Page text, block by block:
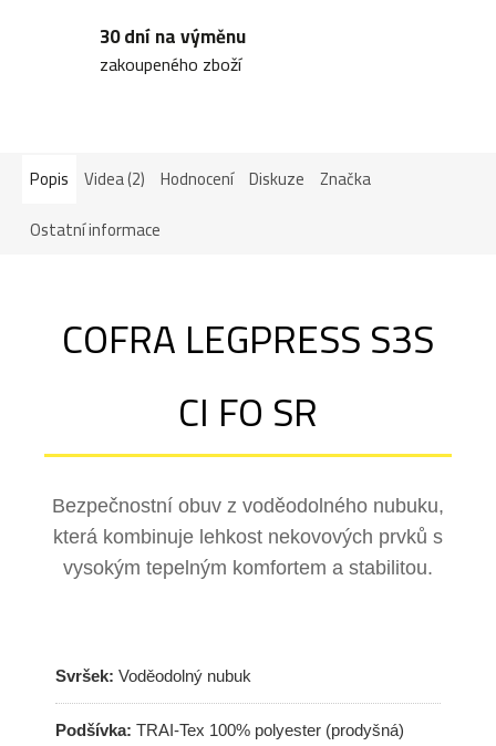
30 dní na výměnu
zakoupeného zboží
Popis Videa (2) Hodnocení Diskuze Značka
Ostatní informace
COFRA LEGPRESS S3S
CI FO SR
Bezpečnostní obuv z voděodolného nubuku,
která kombinuje lehkost nekovových prvků s
vysokým tepelným komfortem a stabilitou.
Svršek: Voděodolný nubuk
Podšívka: TRAI-Tex 100% polyester (prodyšná)